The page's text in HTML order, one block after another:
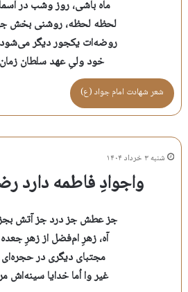
ماه باشی، روز وشب در
لحظه لحظه، روشنی بخش
روضه‌ات یکجور دیگر
خود ولیِ عهد سلطان
شعر شهادت امام جواد (ع)
شنبه ۳ خرداد ۱۴۰۴
واجوادِ فاطمه دارد
جز عطش جز درد جز آتش
آه، زهرِ ام‌فضل از زهرِ
مجتبای دیگری در حجره‌ای
غیر وا اُما خدایا سینه‌اش